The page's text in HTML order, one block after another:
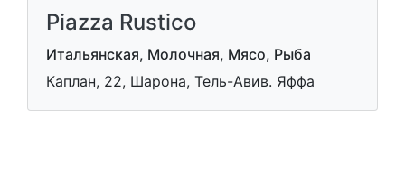
Piazza Rustico
Итальянская, Молочная, Мясо, Рыба
Каплан, 22, Шарона, Тель-Авив. Яффа